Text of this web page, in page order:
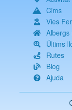
Cims
Vies
Albergs
Últims
Rutes
Blog
Ajuda